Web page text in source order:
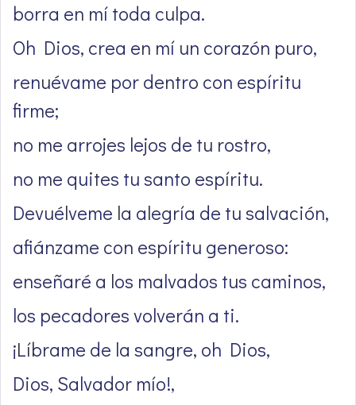
borra en mí toda culpa.
Oh Dios, crea en mí un corazón puro,
renuévame por dentro con espíritu
firme;
no me arrojes lejos de tu rostro,
no me quites tu santo espíritu.
Devuélveme la alegría de tu salvación,
afiánzame con espíritu generoso:
enseñaré a los malvados tus caminos,
los pecadores volverán a ti.
¡Líbrame de la sangre, oh Dios,
Dios, Salvador mío!,